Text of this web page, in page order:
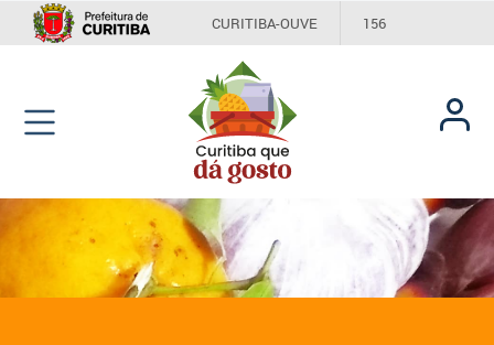
CURITIBA-OUVE 156
INFORMAÇÃO